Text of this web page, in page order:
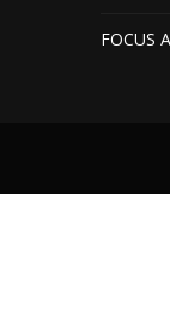
FOCUS